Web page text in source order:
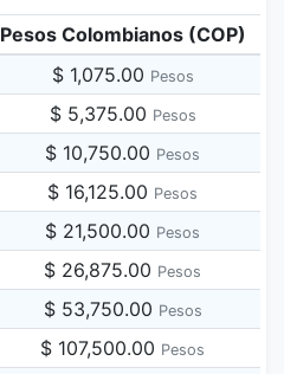
Pesos Colombianos (COP)
$ 1,075.00 Pesos
$ 5,375.00 Pesos
$ 10,750.00 Pesos
$ 16,125.00 Pesos
$ 21,500.00 Pesos
$ 26,875.00 Pesos
$ 53,750.00 Pesos
$ 107,500.00 Pesos